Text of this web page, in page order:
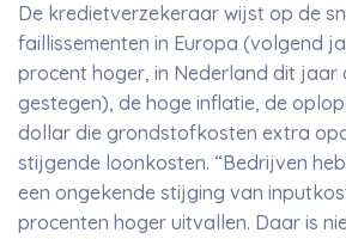
De kredietverzekeraar wijst op de
faillissementen in Europa (volgend
procent hoger, in Nederland dit jaar
gestegen), de hoge inflatie, de
dollar die grondstofkosten extra
stijgende loonkosten. “Bedrijven
een ongekende stijging van
procenten hoger uitvallen. Daar is